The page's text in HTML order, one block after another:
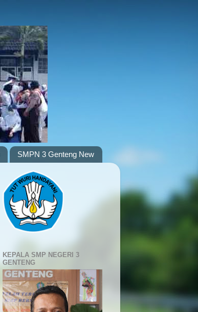
SMPN 3 Genteng New
KEPALA SMP NEGERI 3
GENTENG